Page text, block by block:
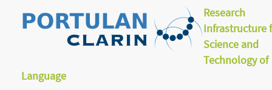
Research
Infrastructure
Science and
Technology of
Language